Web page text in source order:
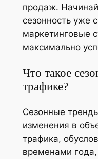
продаж.
сезонность уже
маркетинговые
максимально
Что такое
трафике?
Сезонные
изменения в
трафика,
временами